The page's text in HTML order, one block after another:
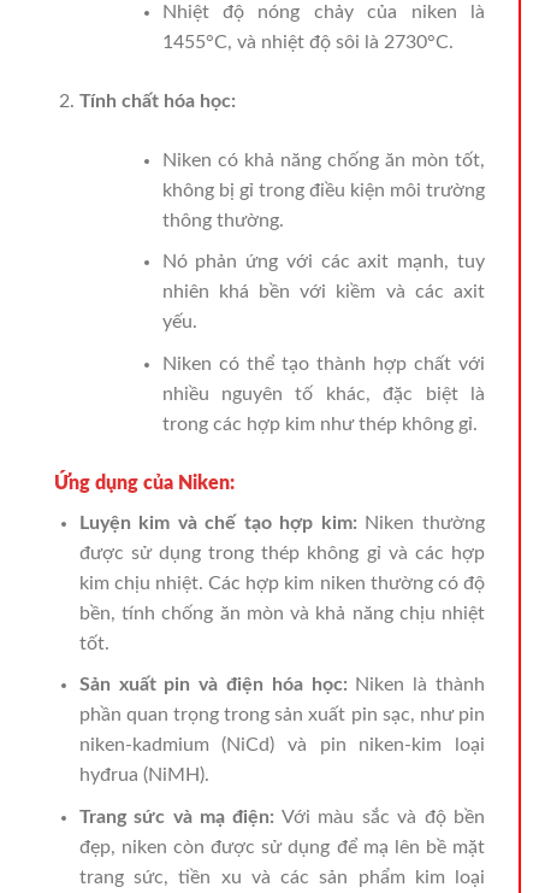
Nhiệt độ nóng chảy của niken là
1455°C, và nhiệt độ sôi là 2730°C.
Tính chất hóa học:
Niken có khả năng chống ăn mòn tốt,
không bị gỉ trong điều kiện môi trường
thông thường.
Nó phản ứng với các axit mạnh, tuy
nhiên khá bền với kiềm và các axit
yếu.
Niken có thể tạo thành hợp chất với
nhiều nguyên tố khác, đặc biệt là
trong các hợp kim như thép không gỉ.
Ứng dụng của Niken:
Luyện kim và chế tạo hợp kim: Niken thường
được sử dụng trong thép không gỉ và các hợp
kim chịu nhiệt. Các hợp kim niken thường có độ
bền, tính chống ăn mòn và khả năng chịu nhiệt
tốt.
Sản xuất pin và điện hóa học: Niken là thành
phần quan trọng trong sản xuất pin sạc, như pin
niken-kadmium (NiCd) và pin niken-kim loại
hyđrua (NiMH).
Trang sức và mạ điện: Với màu sắc và độ bền
đẹp, niken còn được sử dụng để mạ lên bề mặt
trang sức, tiền xu và các sản phẩm kim loại